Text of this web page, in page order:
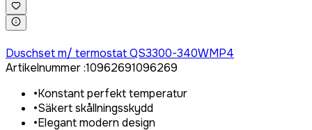
Duschset m/ termostat QS3300-340WMP4
Artikelnummer:10962691096269
•Konstant perfekt temperatur
•Säkert skållningsskydd
•Elegant modern design